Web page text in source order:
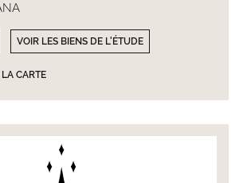
VOIR LES BIENS DE L'ÉTUDE
CARTE